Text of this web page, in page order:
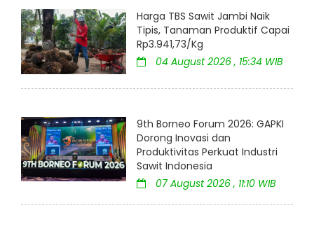
Harga TBS Sawit Jambi Naik
Tipis, Tanaman Produktif Capai
Rp3.941,73/Kg
04 August 2026 , 15:34 WIB
9th Borneo Forum 2026: GAPKI
Dorong Inovasi dan
Produktivitas Perkuat Industri
Sawit Indonesia
07 August 2026 , 11:10 WIB